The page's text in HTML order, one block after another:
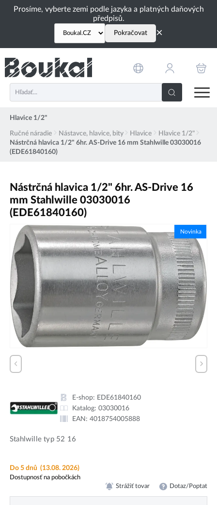
Prosíme, vyberte zemi podle jazyka a platných daňových
předpisů.
Pokračovat ×
Hlavice 1/2"
Ručné náradie Nástavce, hlavice, bity Hlavice
Hlavice 1/2"
Nástrčná hlavica 1/2" 6hr. AS-Drive 16 mm Stahlwille 03030016
(EDE61840160)
Nástrčná hlavica 1/2" 6hr. AS-Drive 16
mm Stahlwille 03030016
(EDE61840160)
Novinka
E-shop: EDE61840160
Katalog: 03030016
EAN: 4018754005888
Stahlwille typ 52 16
Do 5 dnů (13.08. 2026)
Dostupnosť na pobočkách
Strážiť tovar Dotaz/Poptat